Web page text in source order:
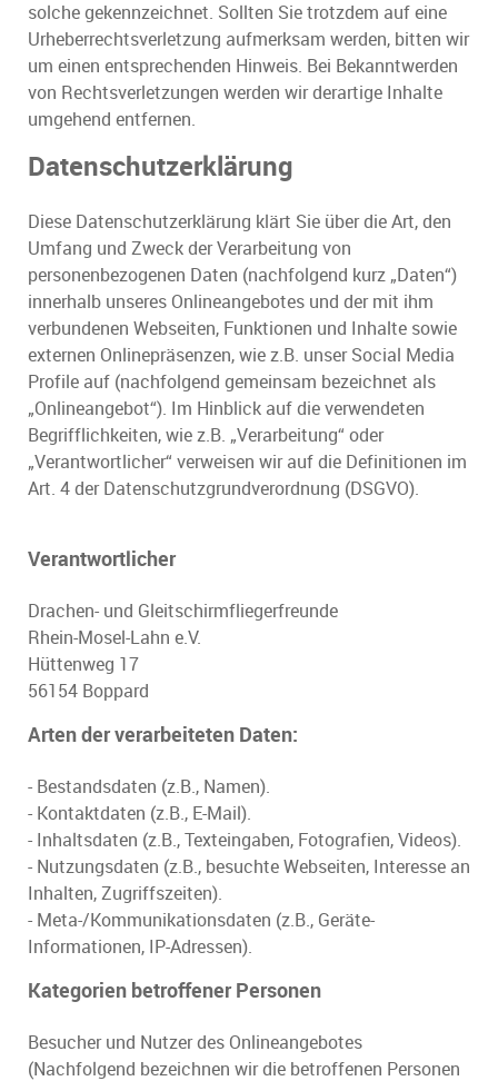
solche gekennzeichnet. Sollten Sie trotzdem auf eine
Urheberrechtsverletzung aufmerksam werden, bitten wir
um einen entsprechenden Hinweis. Bei Bekanntwerden
von Rechtsverletzungen werden wir derartige Inhalte
umgehend entfernen.
Datenschutzerklärung
Diese Datenschutzerklärung klärt Sie über die Art, den
Umfang und Zweck der Verarbeitung von
personenbezogenen Daten (nachfolgend kurz „Daten“)
innerhalb unseres Onlineangebotes und der mit ihm
verbundenen Webseiten, Funktionen und Inhalte sowie
externen Onlinepräsenzen, wie z.B. unser Social Media
Profile auf (nachfolgend gemeinsam bezeichnet als
„Onlineangebot“). Im Hinblick auf die verwendeten
Begrifflichkeiten, wie z.B. „Verarbeitung“ oder
„Verantwortlicher“ verweisen wir auf die Definitionen im
Art. 4 der Datenschutzgrundverordnung (DSGVO).
Verantwortlicher
Drachen- und Gleitschirmfliegerfreunde
Rhein-Mosel-Lahn e.V.
Hüttenweg 17
56154 Boppard
Arten der verarbeiteten Daten:
- Bestandsdaten (z.B., Namen).
- Kontaktdaten (z.B., E-Mail).
- Inhaltsdaten (z.B., Texteingaben, Fotografien, Videos).
- Nutzungsdaten (z.B., besuchte Webseiten, Interesse an
Inhalten, Zugriffszeiten).
- Meta-/Kommunikationsdaten (z.B., Geräte-
Informationen, IP-Adressen).
Kategorien betroffener Personen
Besucher und Nutzer des Onlineangebotes
(Nachfolgend bezeichnen wir die betroffenen Personen